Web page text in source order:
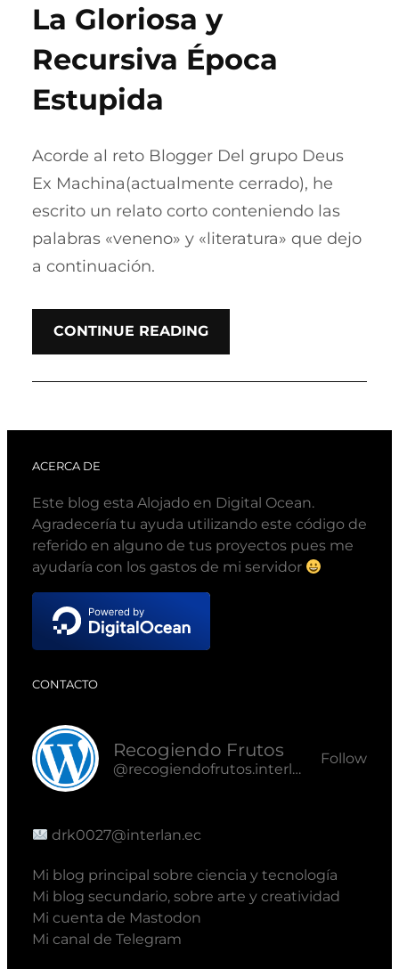
La Gloriosa y
Recursiva Época
Estupida
Acorde al reto Blogger Del grupo Deus
Ex Machina(actualmente cerrado), he
escrito un relato corto conteniendo las
palabras «veneno» y «literatura» que dejo
a continuación.
CONTINUE READING
ACERCA DE
Este blog esta Alojado en Digital Ocean.
Agradecería tu ayuda utilizando este código de
referido en alguno de tus proyectos pues me
ayudaría con los gastos de mi servidor
CONTACTO
Recogiendo Frutos
@recogiendofrutos.interlan.ec@recogiendofrutos.interlan.ec
Follow
drk0027@interlan.ec
Mi blog principal sobre ciencia y tecnología
Mi blog secundario, sobre arte y creatividad
Mi cuenta de Mastodon
Mi canal de Telegram